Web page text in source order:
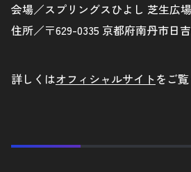
会場／スプリングスひよし 芝生広場
住所／〒629-0335 京都府南丹市日
詳しくはオフィシャルサイトをご覧